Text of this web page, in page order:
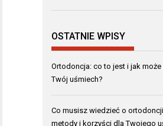
OSTATNIE WPISY
Ortodoncja: co to jest i jak
Twój uśmiech?
Co musisz wiedzieć o
metody i korzyści dla Twojego